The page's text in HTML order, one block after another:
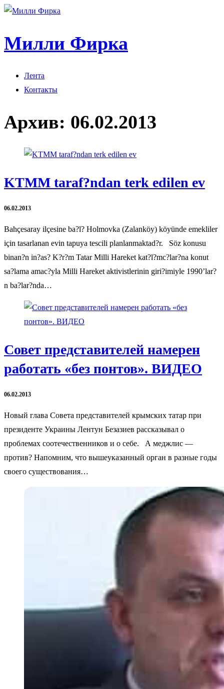
Милли Фирка
Лента
Контакты
Архив: 06.02.2013
KTMM taraf?ndan terk edilen ev
06.02.2013
Bahçesaray ilçesine ba?l? Holmovka (Zalanköy) köyünde emekliler
için tasarlanan evin tapuya tescili planlanmaktad?r. Söz konusu
binan?n in?as? K?r?m Tatar Milli Hareket kat?l?mc?lar?na konut
sa?lama amac?yla Milli Hareket aktivistlerinin giri?imiyle 1990’lar?
n ba?lar?nda…
Совет представителей намерен
работать «без понтов». ВИДЕО
06.02.2013
Новый глава Совета представителей крымских татар при
президенте Украины Лентун Безазиев рассказывал о
проблемах соотечественников и о себе. А меджлис —
против? Напомним, что вышеуказанный орган в разные годы
своего существования…